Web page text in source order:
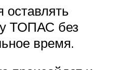
оставлять
ТОПАС без
время.